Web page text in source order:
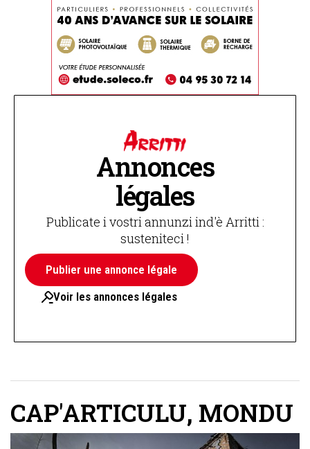
Annonces
légales
Publicate i vostri annunzi ind'è Arritti :
susteniteci !
Publier une annonce légale
Voir les annonces légales
CAP'ARTICULU, MONDU